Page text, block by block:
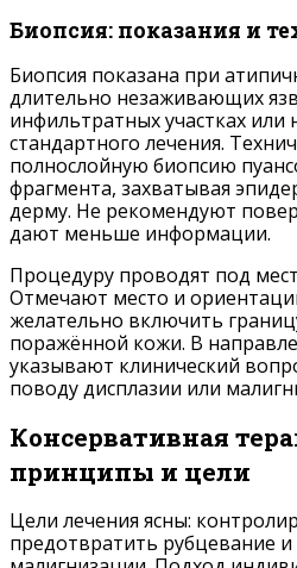
Биопсия: показания и
Биопсия показана при
длительно незаживающих
инфильтратных участках или
стандартного лечения.
полнослойную биопсию
фрагмента, захватывая
дерму. Не рекомендуют
дают меньше информации.
Процедуру проводят под
Отмечают место и
желательно включить
поражённой кожи. В
указывают клинический
поводу дисплазии или
Консервативная
принципы и цели
Цели лечения ясны:
предотвратить рубцевание и